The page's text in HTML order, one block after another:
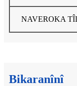
NAVEROKA
Bikaranînî